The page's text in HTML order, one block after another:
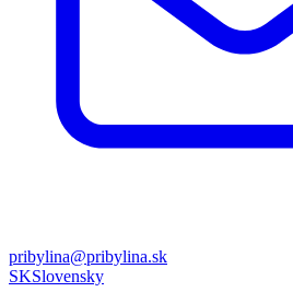
pribylina@pribylina.sk
SKSlovensky